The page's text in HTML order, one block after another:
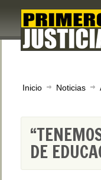
Inicio Noticias
DE